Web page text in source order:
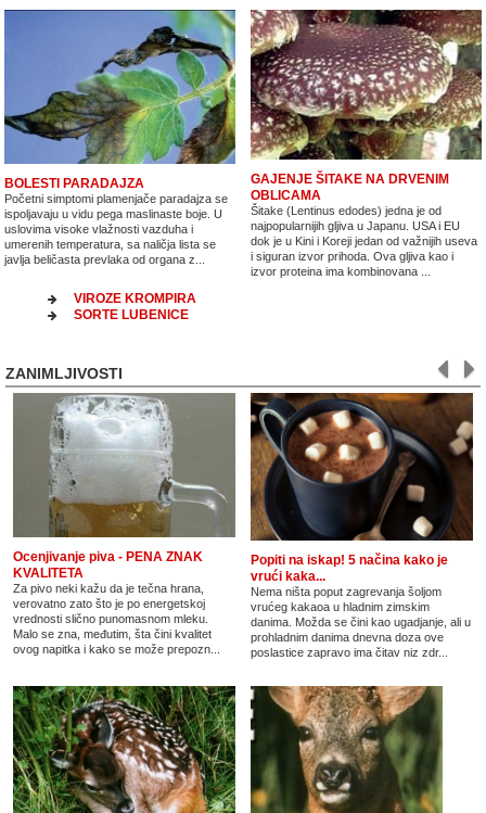
BOLESTI PARADAJZA
Početni simptomi plamenjače paradajza se
ispoljavaju u vidu pega maslinaste boje. U
uslovima visoke vlažnosti vazduha i
umerenih temperatura, sa naličja lista se
javlja beličasta prevlaka od organa z...
GAJENJE ŠITAKE NA DRVENIM
OBLICAMA
Šitake (Lentinus edodes) jedna je od
najpopularnijih gljiva u Japanu. USA i EU
dok je u Kini i Koreji jedan od važnijih useva
i siguran izvor prihoda. Ova gljiva kao i
izvor proteina ima kombinovana ...
VIROZE KROMPIRA
SORTE LUBENICE
ZANIMLJIVOSTI
Ocenjivanje piva - PENA ZNAK
KVALITETA
Za pivo neki kažu da je tečna hrana,
verovatno zato što je po energetskoj
vrednosti slično punomasnom mleku.
Malo se zna, međutim, šta čini kvalitet
ovog napitka i kako se može prepozn...
Popiti na iskap! 5 načina kako je
vrući kaka...
Nema ništa poput zagrevanja šoljom
vrućeg kakaoa u hladnim zimskim
danima. Možda se čini kao ugadjanje, ali u
prohladnim danima dnevna doza ove
poslastice zapravo ima čitav niz zdr...